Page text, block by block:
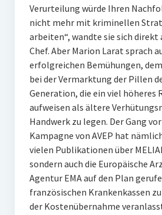
Verurteilung würde Ihren
nicht mehr mit kriminellen
arbeiten“, wandte sie sich direkt
Chef. Aber Marion Larat sprach
erfolgreichen Bemühungen,
bei der Vermarktung der Pillen
Generation, die ein viel höheres
aufweisen als ältere
Handwerk zu legen. Der Gang
Kampagne von AVEP hat
vielen Publikationen über
sondern auch die Europäische
Agentur EMA auf den Plan
französischen Krankenkassen
der Kostenübernahme